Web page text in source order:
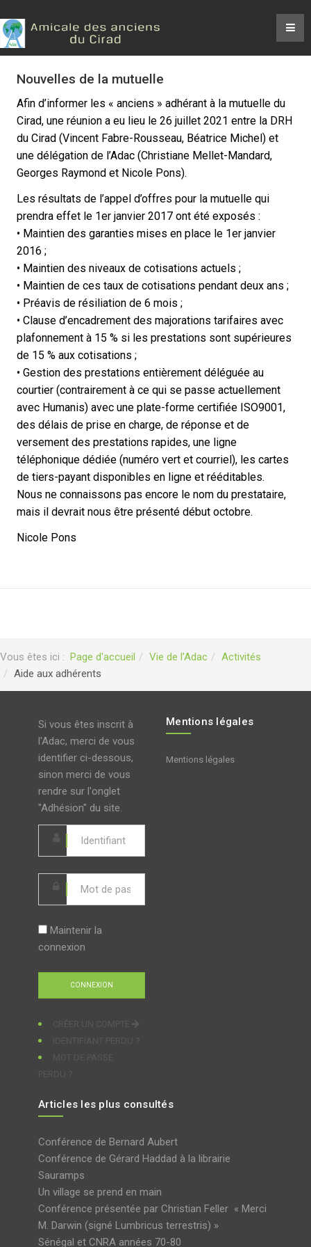
Nouvelles de la mutuelle
Afin d’informer les « anciens » adhérant à la mutuelle du
Cirad, une réunion a eu lieu le 26 juillet 2021 entre la DRH
du Cirad (Vincent Fabre-Rousseau, Béatrice Michel) et
une délégation de l’Adac (Christiane Mellet-Mandard,
Georges Raymond et Nicole Pons).
Les résultats de l’appel d’offres pour la mutuelle qui
prendra effet le 1er janvier 2017 ont été exposés :
• Maintien des garanties mises en place le 1er janvier
2016 ;
• Maintien des niveaux de cotisations actuels ;
• Maintien de ces taux de cotisations pendant deux ans ;
• Préavis de résiliation de 6 mois ;
• Clause d’encadrement des majorations tarifaires avec
plafonnement à 15 % si les prestations sont supérieures
de 15 % aux cotisations ;
• Gestion des prestations entièrement déléguée au
courtier (contrairement à ce qui se passe actuellement
avec Humanis) avec une plate-forme certifiée ISO9001,
des délais de prise en charge, de réponse et de
versement des prestations rapides, une ligne
téléphonique dédiée (numéro vert et courriel), les cartes
de tiers-payant disponibles en ligne et rééditables.
Nous ne connaissons pas encore le nom du prestataire,
mais il devrait nous être présenté début octobre.
Nicole Pons
Vous êtes ici : Page d'accueil Vie de l'Adac
Activités
Aide aux adhérents
Si vous êtes inscrit à
l'Adac, merci de vous
identifier ci-dessous,
sinon merci de vous
rendre sur l'onglet
"Adhésion" du site.
Maintenir la
connexion
Mentions légales
Mentions légales
Articles les plus consultés
Conférence de Bernard Aubert
Conférence de Gérard Haddad à la librairie
Sauramps
Un village se prend en main
Conférence présentée par Christian Feller « Merci
M. Darwin (signé Lumbricus terrestris) »
Sénégal et CNRA années 70-80